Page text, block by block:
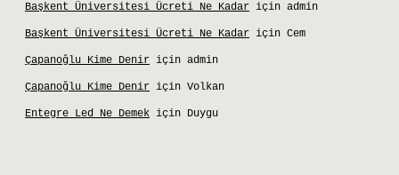
Başkent Üniversitesi Ücreti Ne Kadar için admin
Başkent Üniversitesi Ücreti Ne Kadar için Cem
Çapanoğlu Kime Denir için admin
Çapanoğlu Kime Denir için Volkan
Entegre Led Ne Demek için Duygu